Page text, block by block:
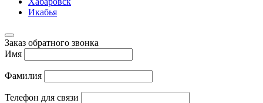
Икабья
Заказ обратного звонка
Имя
Фамилия
Телефон для связи